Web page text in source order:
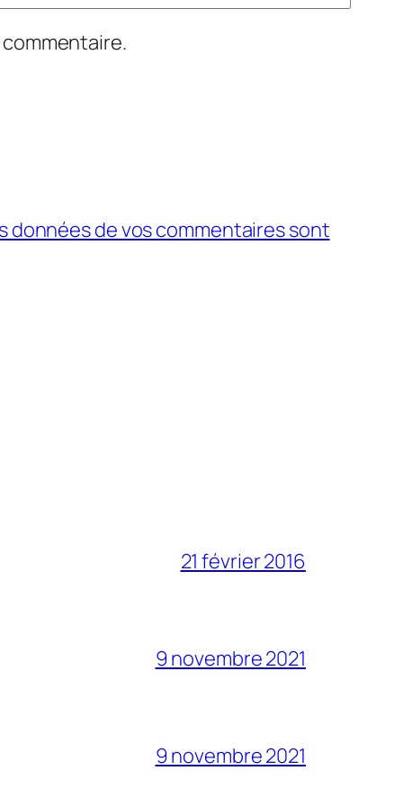
données de vos commentaires sont
21 février 2016
9 novembre 2021
9 novembre 2021